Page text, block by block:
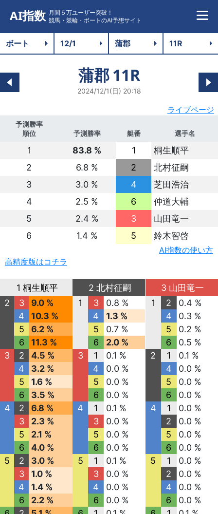
AI指数 月間５万ユーザー突破！
競馬・競輪・ボートのAI予想サイト
蒲郡11R
2024/12/1(日) 20:18
ライブページ
予測勝率
順位
予測勝率 艇番 選手名
1 83.8 % 1
桐生順平
2
6.8 % 2
北村征嗣
3
3.0 % 4
芝田浩治
4
2.5 % 6
仲道大輔
5
2.4 % 3
山田竜一
6
1.4 % 5 鈴木智啓
AI指数の使い方
高精度版はコチラ
1 桐生順平
2
3
9.0 %
4
10.3 %
5
6.2 %
6
11.3 %
3
2
4.5 %
4
3.2 %
5
1.6 %
6
3.5 %
4
2
6.8 %
3
2.3 %
5
2.1 %
6
4.0 %
5
2
3.0 %
3
1.0 %
4
1.4 %
6
2.2 %
2 北村征嗣
1
3
0.8 %
4
1.3 %
5
0.7 %
6
2.0 %
3
1
0.1 %
4
0.0 %
5
0.0 %
6
0.0 %
4
1
0.1 %
3
0.0 %
5
0.0 %
6
0.0 %
5
1
0.1 %
3
0.0 %
4
0.0 %
6
0.0 %
3 山田竜一
1
2
0.4 %
4
0.3 %
5
0.2 %
6
0.5 %
2
1
0.1 %
4
0.0 %
5
0.0 %
6
0.0 %
4
1
0.0 %
2
0.0 %
5
0.0 %
6
0.0 %
5
1
0.0 %
2
0.0 %
4
0.0 %
6
0.0 %